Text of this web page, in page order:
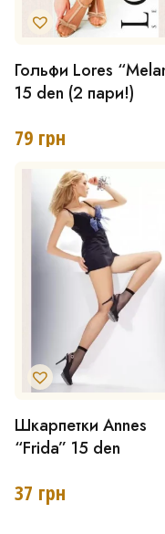
Гольфи Lores
15 den (2 пари!)
79 грн
Цей
товар
має
варіантів.
Параметри
можна
товару
Шкарпетки Annes
“Frida” 15 den
37 грн
Цей
товар
має